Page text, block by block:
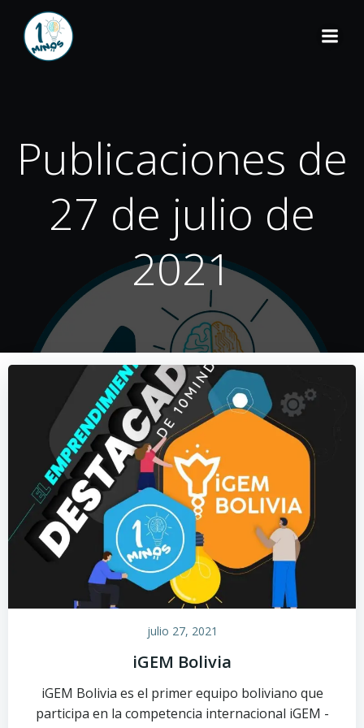
Publicaciones de
27 de julio de
2021
julio 27, 2021
iGEM Bolivia
iGEM Bolivia es el primer equipo boliviano que
participa en la competencia internacional iGEM -